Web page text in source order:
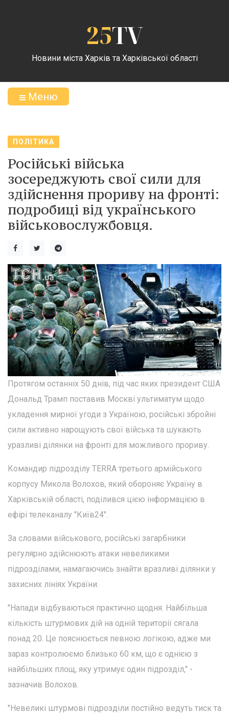
25TV
Новини міста Харків та Харківської області
Меню
ПОЛІТИКА
Російські війська
зосереджують свої сили для
здійснення прориву на фронті:
подробиці від українського
військовослужбовця.
Протягом останніх 50 днів, під час яких президент США
Дональд Трамп поставив Москві ультиматум щодо
укладення мирної угоди з Україною, російські збройні
сили активно нарощують свої війська та шукають
уразливі ділянки на фронті для можливого прориву.
Командир підрозділу TERRA третього армійського
корпусу Микола Волохов, який обороняє Україну в
Харківській області, поділився цією інформацією в
ефірі телеканалу "Київ24".
За словами військового, російські загарбники
регулярно здійснюють атаки невеликими
підрозділами, намагаючись знайти вразливі ділянки у
захисних лініях України.
"Напади відбуваються практично щодня. Найбільша
кількість штурмових дій на одній території сягала
понад 20. Це пояснюється певною логікою, адже ми
зараз контролюємо близько 60 км, що є однією з
найбільших площ, яку утримує один підрозділ," -
зазначив Волохов.
"Невеликі штурмові підрозділи постійно ведуть тиск та